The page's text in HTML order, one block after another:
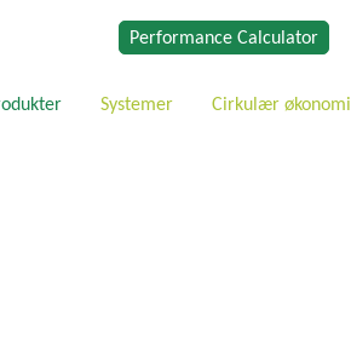
Performance Calculator
Systemer Cirkulær økonomi